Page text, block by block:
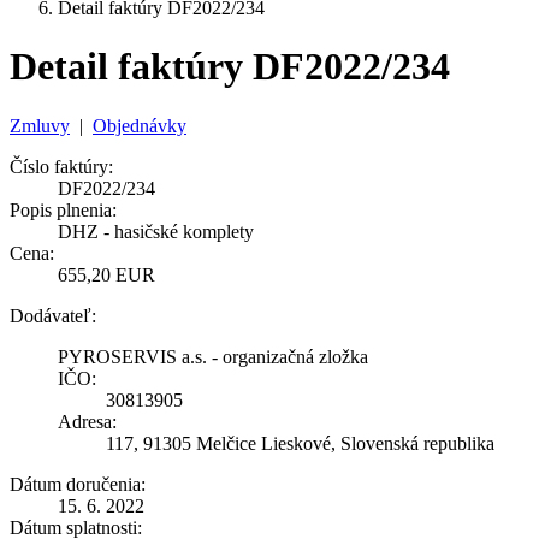
Detail faktúry DF2022/234
Detail faktúry DF2022/234
Zmluvy | Objednávky
Číslo faktúry:
DF2022/234
Popis plnenia:
DHZ - hasičské komplety
Cena:
655,20 EUR
Dodávateľ:
PYROSERVIS a.s. - organizačná zložka
IČO:
30813905
Adresa:
117, 91305 Melčice Lieskové, Slovenská republika
Dátum doručenia:
15. 6. 2022
Dátum splatnosti: